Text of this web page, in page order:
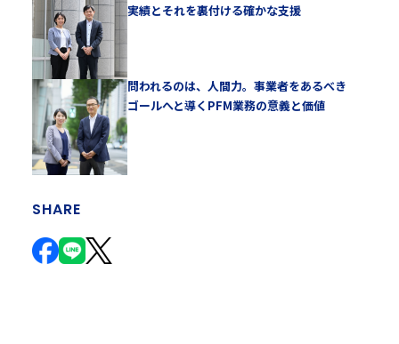
実績とそれを裏付ける確かな支援
問われるのは、人間力。事業者をあるべき
ゴールへと導くPFM業務の意義と価値
SHARE